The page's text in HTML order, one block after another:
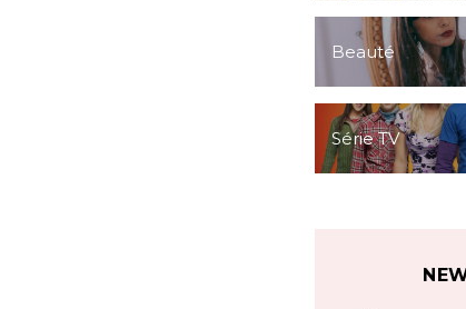
Beauté
Série TV